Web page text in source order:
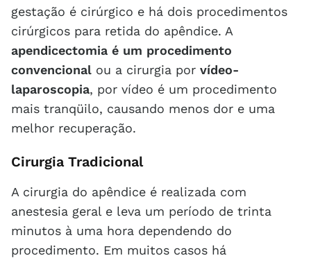
gestação é cirúrgico e há dois procedimentos
cirúrgicos para retida do apêndice. A
apendicectomia é um procedimento
convencional ou a cirurgia por vídeo-
laparoscopia, por vídeo é um procedimento
mais tranqüilo, causando menos dor e uma
melhor recuperação.
Cirurgia Tradicional
A cirurgia do apêndice é realizada com
anestesia geral e leva um período de trinta
minutos à uma hora dependendo do
procedimento. Em muitos casos há